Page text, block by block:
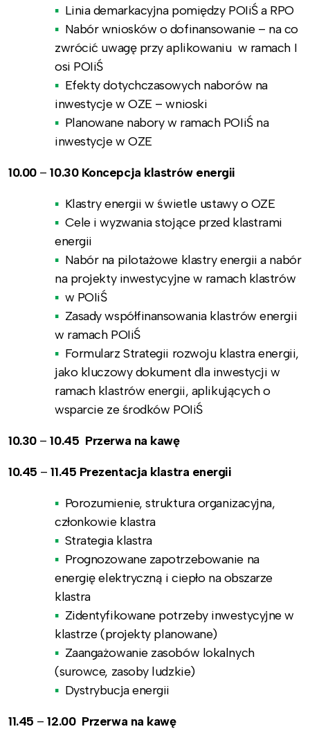
Linia demarkacyjna pomiędzy POIiŚ a RPO
Nabór wniosków o dofinansowanie – na co
zwrócić uwagę przy aplikowaniu w ramach I
osi POIiŚ
Efekty dotychczasowych naborów na
inwestycje w OZE – wnioski
Planowane nabory w ramach POIiŚ na
inwestycje w OZE
10.00 – 10.30 Koncepcja klastrów energii
Klastry energii w świetle ustawy o OZE
Cele i wyzwania stojące przed klastrami
energii
Nabór na pilotażowe klastry energii a nabór
na projekty inwestycyjne w ramach klastrów
w POIiŚ
Zasady współfinansowania klastrów energii
w ramach POIiŚ
Formularz Strategii rozwoju klastra energii,
jako kluczowy dokument dla inwestycji w
ramach klastrów energii, aplikujących o
wsparcie ze środków POIiŚ
10.30 – 10.45 Przerwa na kawę
10.45 – 11.45 Prezentacja klastra energii
Porozumienie, struktura organizacyjna,
członkowie klastra
Strategia klastra
Prognozowane zapotrzebowanie na
energię elektryczną i ciepło na obszarze
klastra
Zidentyfikowane potrzeby inwestycyjne w
klastrze (projekty planowane)
Zaangażowanie zasobów lokalnych
(surowce, zasoby ludzkie)
Dystrybucja energii
11.45 – 12.00 Przerwa na kawę